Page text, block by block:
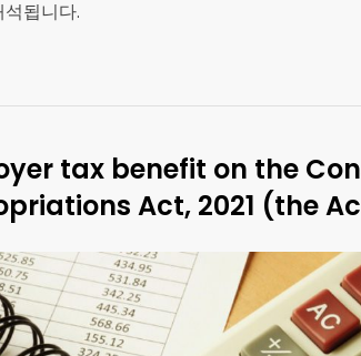
됩니다.
tax benefit on the
Act, 2021 (the